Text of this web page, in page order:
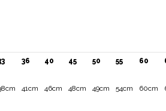
36 40 45 50 55 60
41cm 46cm 48cm 49cm 54cm 60cm